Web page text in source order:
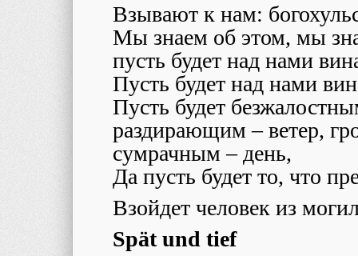
Взывают к нам:
Мы знаем об этом, мы
пусть будет над нами
Пусть будет над нами
Пусть будет
раздирающим – ветер,
сумрачным – день,
Да пусть будет то, что
Взойдет человек из
Spät und tief